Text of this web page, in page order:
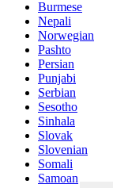
Burmese
Nepali
Norwegian
Pashto
Persian
Punjabi
Serbian
Sesotho
Sinhala
Slovak
Slovenian
Somali
Samoan